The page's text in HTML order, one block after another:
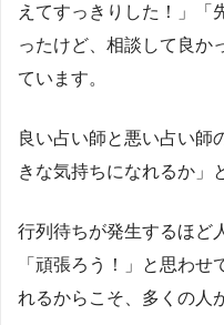
えてすっきりした！」「
ったけど、相談して良か
ています。
良い占い師と悪い占い師
きな気持ちになれるか」
行列待ちが発生するほど
「頑張ろう！」と思わ
れるからこそ、多くの人